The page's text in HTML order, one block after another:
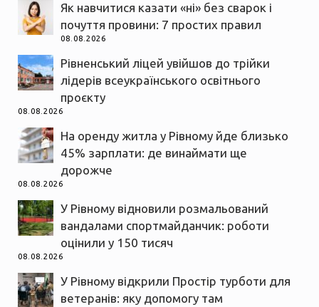
Як навчитися казати «ні» без сварок і
почуття провини: 7 простих правил
08.08.2026
Рівненський ліцей увійшов до трійки
лідерів всеукраїнського освітнього
проєкту
08.08.2026
На оренду житла у Рівному йде близько
45% зарплати: де винаймати ще
дорожче
08.08.2026
У Рівному відновили розмальований
вандалами спортмайданчик: роботи
оцінили у 150 тисяч
08.08.2026
У Рівному відкрили Простір турботи для
ветеранів: яку допомогу там